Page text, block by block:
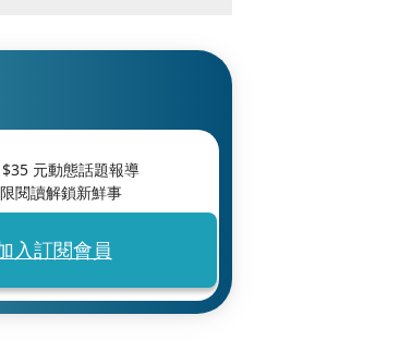
35元動態話題報導
閱讀解鎖新鮮事
入訂閱會員